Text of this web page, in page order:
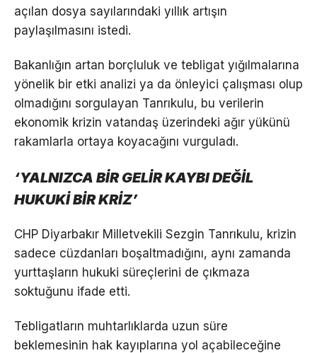
açılan dosya sayılarındaki yıllık artışın
paylaşılmasını istedi.
Bakanlığın artan borçluluk ve tebligat yığılmalarına
yönelik bir etki analizi ya da önleyici çalışması olup
olmadığını sorgulayan Tanrıkulu, bu verilerin
ekonomik krizin vatandaş üzerindeki ağır yükünü
rakamlarla ortaya koyacağını vurguladı.
‘YALNIZCA BİR GELİR KAYBI DEĞİL
HUKUKİ BİR KRİZ’
CHP Diyarbakır Milletvekili Sezgin Tanrıkulu, krizin
sadece cüzdanları boşaltmadığını, aynı zamanda
yurttaşların hukuki süreçlerini de çıkmaza
soktuğunu ifade etti.
Tebligatların muhtarlıklarda uzun süre
beklemesinin hak kayıplarına yol açabileceğine